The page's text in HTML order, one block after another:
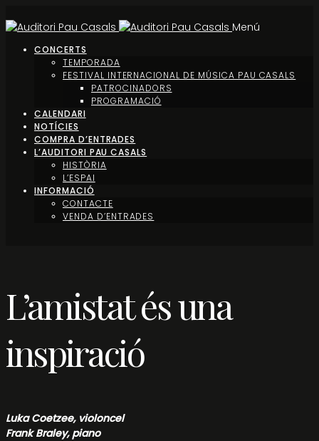
Menú
CONCERTS
TEMPORADA
FESTIVAL INTERNACIONAL DE MÚSICA PAU CASALS
PATROCINADORS
PROGRAMACIÓ
CALENDARI
NOTÍCIES
COMPRA D’ENTRADES
L’AUDITORI PAU CASALS
HISTÒRIA
L’ESPAI
INFORMACIÓ
CONTACTE
VENDA D’ENTRADES
L’amistat és una
inspiració
Luka Coetzee, violoncel
Frank Braley, piano